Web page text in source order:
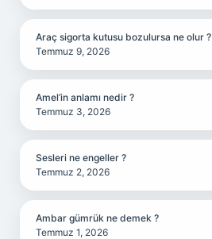
Araç sigorta kutusu bozulursa ne olur ?
Temmuz 9, 2026
Amel’in anlamı nedir ?
Temmuz 3, 2026
Sesleri ne engeller ?
Temmuz 2, 2026
Ambar gümrük ne demek ?
Temmuz 1, 2026